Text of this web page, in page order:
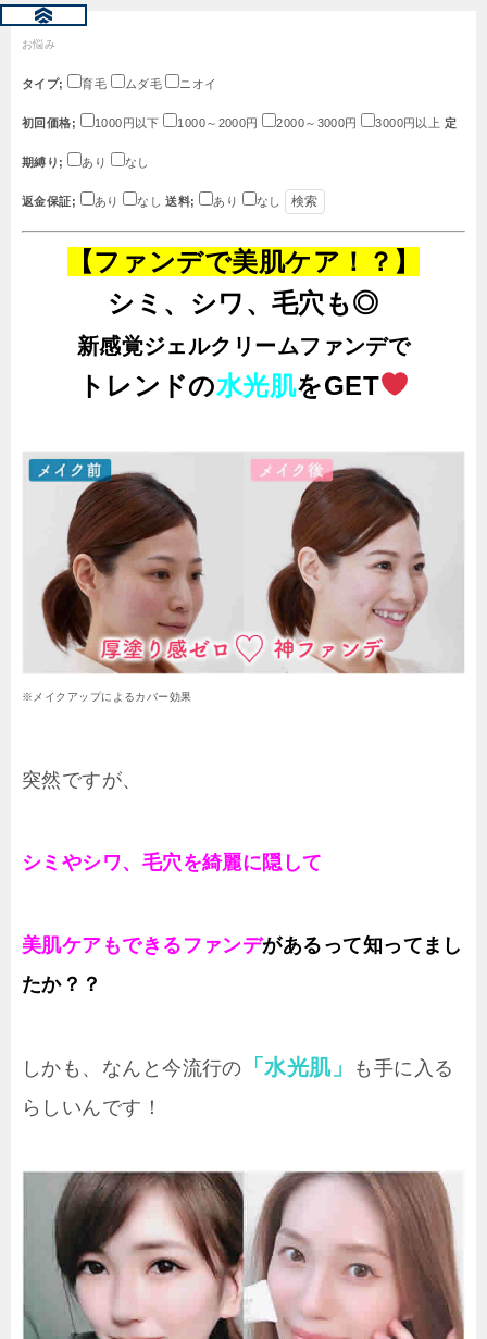
お悩み
タイプ; 育毛 ムダ毛 ニオイ
初回価格; 1000円以下 1000～2000円 2000～3000円 3000円以上 定
期縛り; あり なし
返金保証; あり なし 送料; あり なし
【ファンデで美肌ケア！？】
シミ、シワ、毛穴も◎
新感覚ジェルクリームファンデで
トレンドの水光肌をGET
※メイクアップによるカバー効果
突然ですが、
シミやシワ、毛穴を綺麗に隠して
美肌ケアもできるファンデがあるって知ってまし
たか？？
しかも、なんと今流行の 「水光肌」
も手に入る
らしいんです！